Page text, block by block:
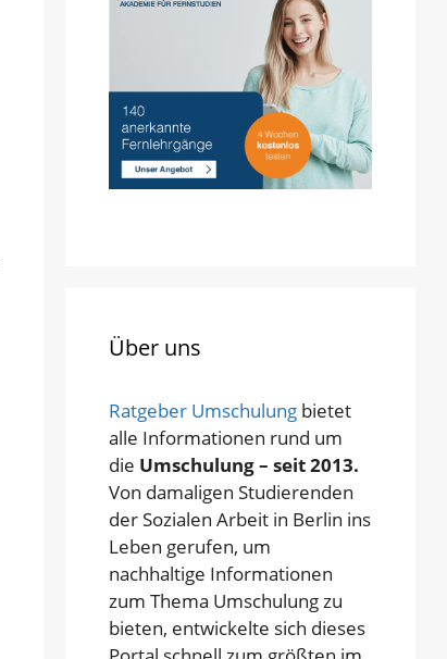
Über uns
Ratgeber Umschulung bietet
alle Informationen rund um
die Umschulung – seit 2013.
Von damaligen Studierenden
der Sozialen Arbeit in Berlin ins
Leben gerufen, um
nachhaltige Informationen
zum Thema Umschulung zu
bieten, entwickelte sich dieses